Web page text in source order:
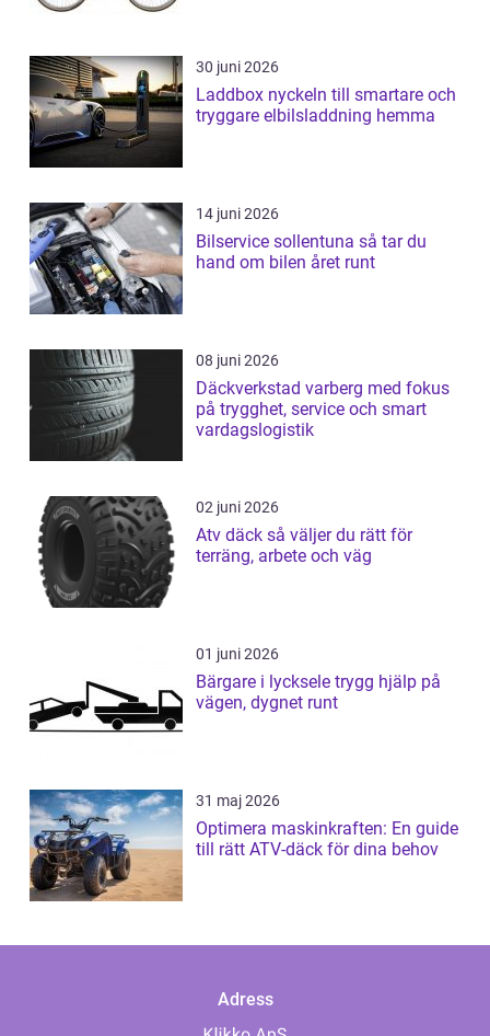
30 juni 2026
Laddbox nyckeln till smartare och
tryggare elbilsladdning hemma
14 juni 2026
Bilservice sollentuna så tar du
hand om bilen året runt
08 juni 2026
Däckverkstad varberg med fokus
på trygghet, service och smart
vardagslogistik
02 juni 2026
Atv däck så väljer du rätt för
terräng, arbete och väg
01 juni 2026
Bärgare i lycksele trygg hjälp på
vägen, dygnet runt
31 maj 2026
Optimera maskinkraften: En guide
till rätt ATV-däck för dina behov
Adress